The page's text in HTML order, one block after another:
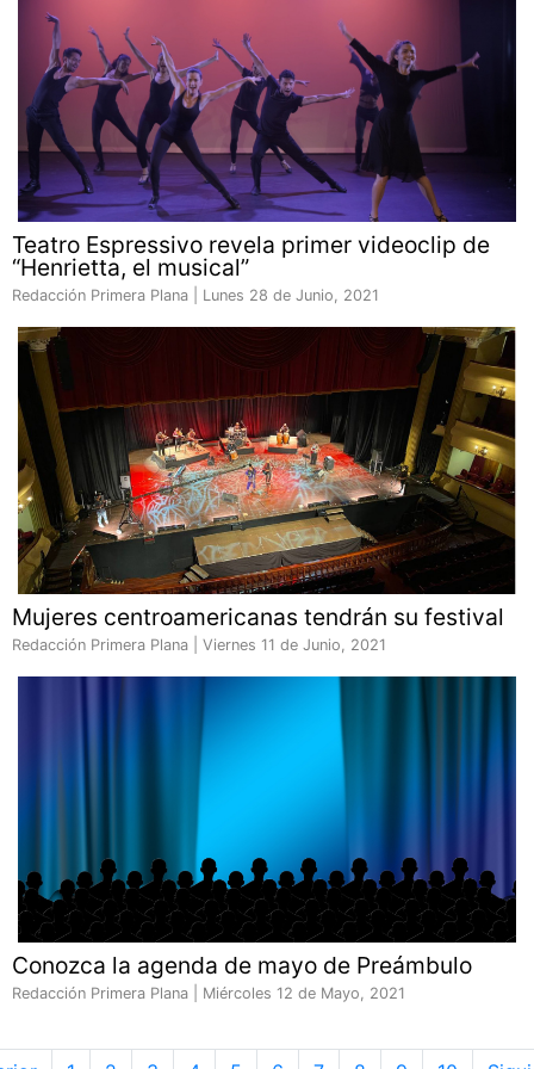
Teatro Espressivo revela primer videoclip de
“Henrietta, el musical”
Redacción Primera Plana | Lunes 28 de Junio, 2021
Mujeres centroamericanas tendrán su festival
Redacción Primera Plana | Viernes 11 de Junio, 2021
Conozca la agenda de mayo de Preámbulo
Redacción Primera Plana | Miércoles 12 de Mayo, 2021